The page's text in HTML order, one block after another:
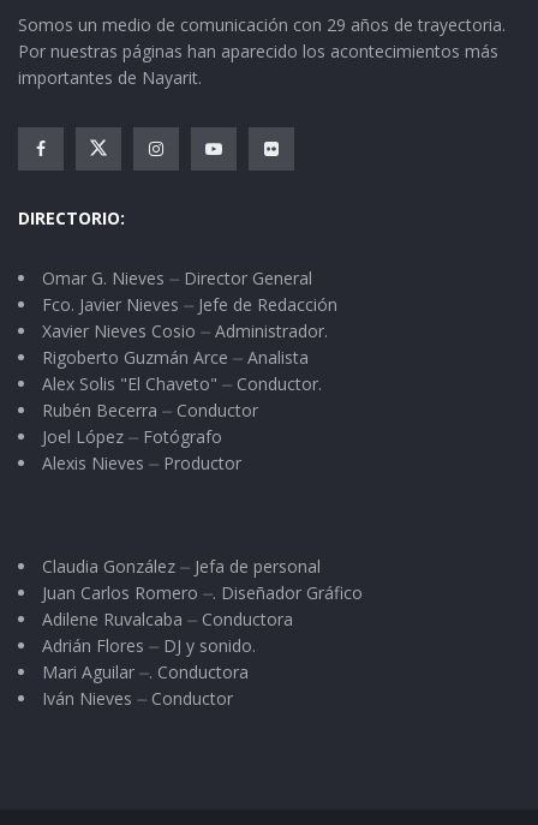
Somos un medio de comunicación con 29 años de trayectoria.
Por nuestras páginas han aparecido los acontecimientos más
importantes de Nayarit.
DIRECTORIO:
Omar G. Nieves ⏤ Director General
Fco. Javier Nieves ⏤ Jefe de Redacción
Xavier Nieves Cosio ⏤ Administrador.
Rigoberto Guzmán Arce ⏤ Analista
Alex Solis "El Chaveto" ⏤ Conductor.
Rubén Becerra ⏤ Conductor
Joel López ⏤ Fotógrafo
Alexis Nieves ⏤ Productor
Claudia González ⏤ Jefa de personal
Juan Carlos Romero ⏤. Diseñador Gráfico
Adilene Ruvalcaba ⏤ Conductora
Adrián Flores ⏤ DJ y sonido.
Mari Aguilar ⏤. Conductora
Iván Nieves ⏤ Conductor